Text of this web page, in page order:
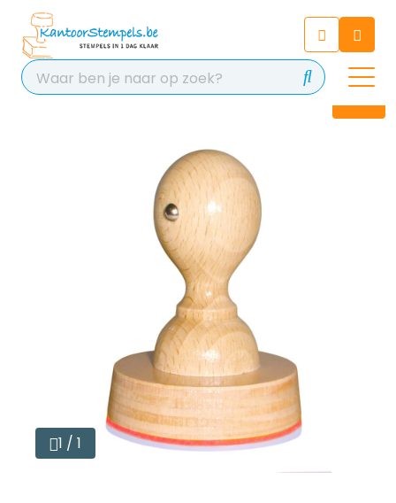
Chat 24/7 met onze chatbot
voor hulp
Contact
1 / 1